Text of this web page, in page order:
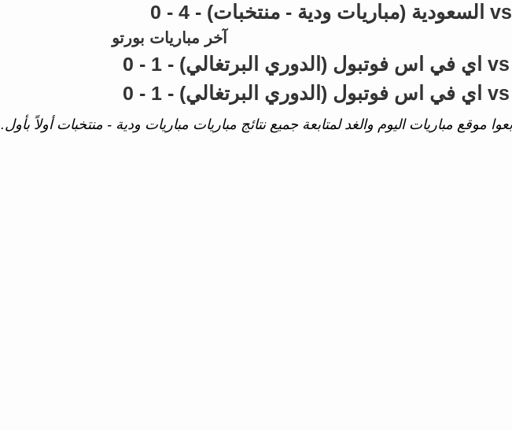
آخر مباريات بورتو
موقع مباريات اليوم والغد لمتابعة جميع نتائج مباريات مباريات ودية - منتخبات أولاً بأول.